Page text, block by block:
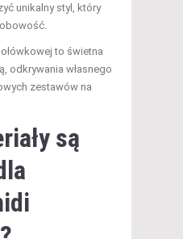
unikalny styl, który
to świetna
odkrywania własnego
zestawów na
są